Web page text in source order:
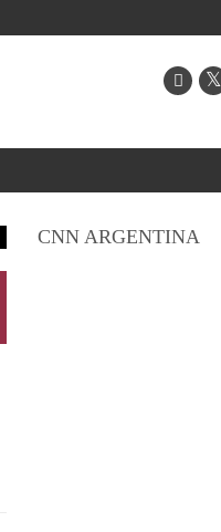
CNN ARGENTINA